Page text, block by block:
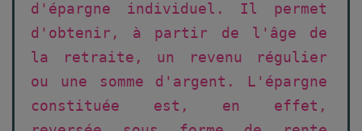
d'épargne individuel. Il permet
d'obtenir, à partir de l'âge de
la retraite, un revenu régulier
ou une somme d'argent. L'épargne
constituée est, en effet,